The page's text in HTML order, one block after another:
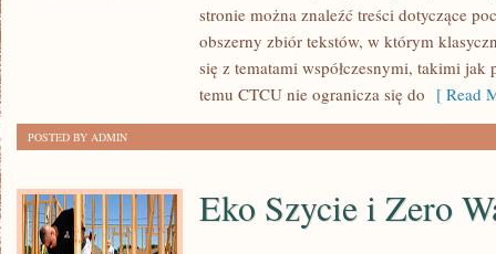
EUROPIE
stronie można znaleźć treści dotyczące
obszerny zbiór tekstów, w którym
się z tematami współczesnymi, takimi
temu CTCU nie ogranicza się do [ Read
POSTED BY ADMIN
Eko Szycie i Zero